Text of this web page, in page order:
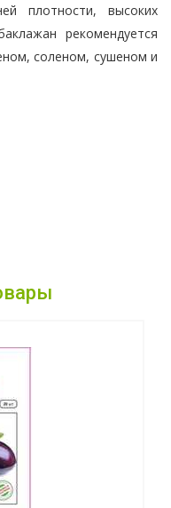
плотности, высоких
рекомендуется
соленом, сушеном и